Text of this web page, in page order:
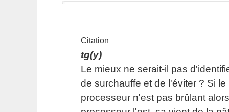
Citation
tg(y)
Le mieux ne serait-il pas
de surchauffe et de l'éviter ? Si le
processeur n'est pas brûlant